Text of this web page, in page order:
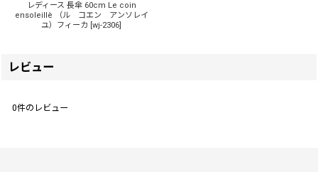
レディース 長傘 60cm Le coin
ensoleillè （ル コエン アンソレイ
ユ）フィーカ wj-2306
レビュー
0件のレビュー